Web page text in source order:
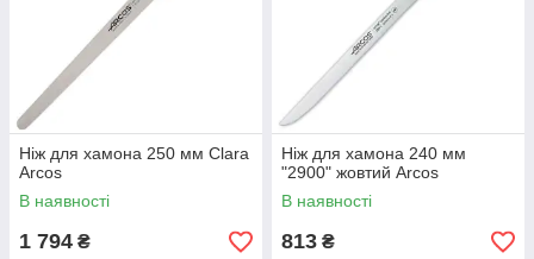
Ніж для хамона 250 мм Clara
Arcos
В наявності
1 794 ₴
Ніж для хамона 240 мм
"2900" жовтий Arcos
В наявності
813 ₴